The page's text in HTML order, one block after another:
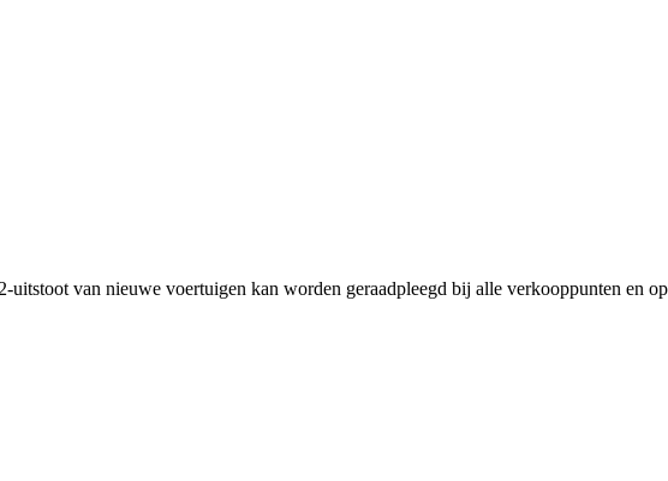
van nieuwe voertuigen kan worden geraadpleegd bij alle verkooppunten en